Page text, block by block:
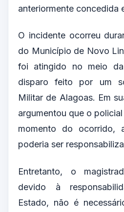
anteriormente concedida
O incidente ocorreu
do Município de Novo
foi atingido no meio
disparo feito por um
Militar de Alagoas. Em
argumentou que o
momento do ocorrido,
poderia ser
Entretanto, o
devido à
Estado, não é